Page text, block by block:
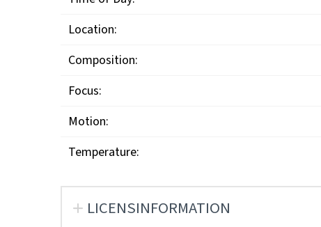
Location:
Composition:
Focus:
Motion:
Temperature:
LICENSINFORMATION